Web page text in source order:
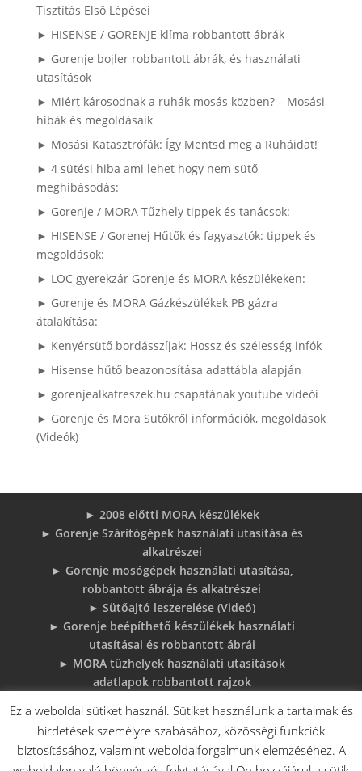
Tisztítás Első Lépései
► HISENSE / GORENJE klíma robbantott ábrák
► Gorenje bojler robbantott ábrák, és használati
utasítások
► Miért károsodnak a ruhák mosás közben? – Mosási
hibák és megoldásaik
► Mosási Katasztrófák: Így Mentsd meg a Ruháidat!
► 4 sütési hiba ami lehet hogy nem sütő
meghibásodás:
► Gorenje / MORA Tűzhely tippek és tanácsok:
► HISENSE / Gorenej Hűtők és fagyasztók: tippek és
megoldások:
► LOC gyerekzár Gorenje és MORA készülékeken:
► Gorenje és MORA Gázkészülékek PB gázra
átalakítása:
► Kenyérsütő bordásszíjak: Hossz és szélesség infók
► Hisense hűtő beazonosítása adattábla alapján
► gorenjealkatreszek.hu csapatának youtube videói
► Gorenje és Mora Sütőkről információk, megoldások
(Videók)
► 2008 előtti MORA készülékek
► Gorenje Szárítógépek használati utasítása és
alkatrészei
► Gorenje mosógépek használati utasítása,
robbantott ábrája és alkatrészei
► Sütőajtó leszerelése (Videó)
► Gorenje beépíthető készülékek használati
utasításai és robbantott ábrái
► MORA tűzhelyek használati utasítások
adatlapok robbantott rajzok
megoldások
► 6 gyakori sütő hiba, és megoldások
♦Gorenje Háztartásigépek adattábláiról:
Ez a weboldal sütiket használ. Sütiket használunk a tartalmak és
hirdetések személyre szabásához, közösségi funkciók
biztosításához, valamint weboldalforgalmunk elemzéséhez. A